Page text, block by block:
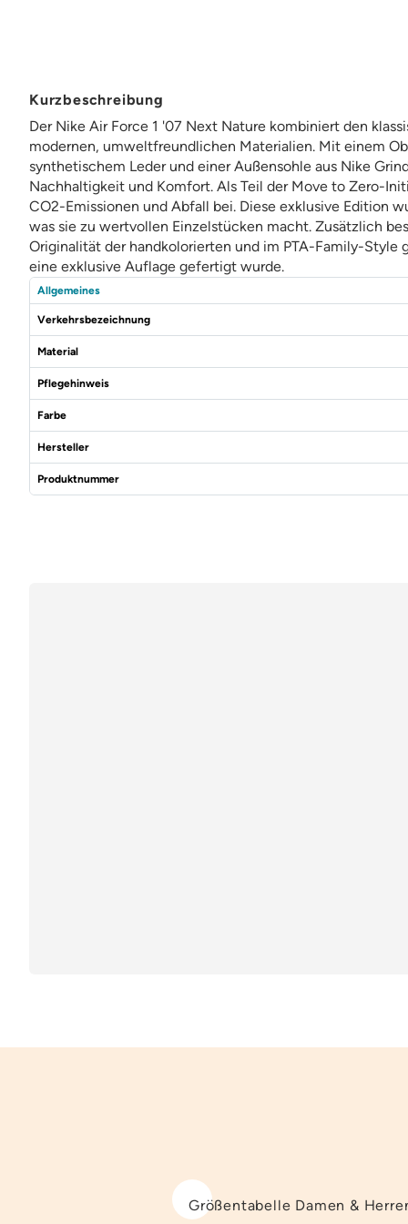
Kurzbeschreibung
Der Nike Air Force 1 '07 Next Nature kombiniert den
modernen, umweltfreundlichen Materialien. Mit einem
synthetischem Leder und einer Außensohle aus Nike
Nachhaltigkeit und Komfort. Als Teil der Move to Zero-
CO2-Emissionen und Abfall bei. Diese exklusive Edition
was sie zu wertvollen Einzelstücken macht. Zusätzlich
Originalität der handkolorierten und im PTA-Family-Style
eine exklusive Auflage gefertigt wurde.
Allgemeines
Verkehrsbezeichnung
Material
Pflegehinweis
Farbe
Hersteller
Produktnummer
Größentabelle Damen &